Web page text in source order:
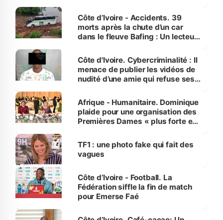
Côte d’Ivoire - Accidents. 39
morts après la chute d’un car
dans le fleuve Bafing : Un lecteur
des Transports
Côte d'Ivoire. Cybercriminalité : Il
menace de publier les vidéos de
nudité d’une amie qui refuse ses
Afrique - Humanitaire. Dominique
plaide pour une organisation des
Premières Dames « plus forte et
sur la scène internationale »
TF1 : une photo fake qui fait des
vagues
Côte d’Ivoire - Football. La
Fédération siffle la fin de match
pour Emerse Faé